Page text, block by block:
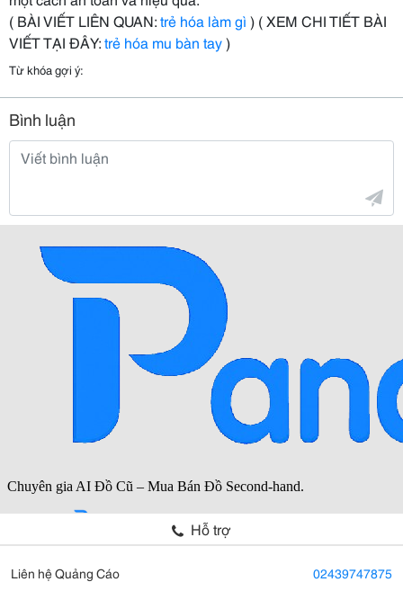
( BÀI VIẾT LIÊN QUAN:trẻ hóa làm gì ) ( XEM CHI TIẾT BÀI
VIẾT TẠI ĐÂY:trẻ hóa mu bàn tay)
Từ khóa gợi ý:
Bình luận
Hỗ trợ
Liên hệ Quảng Cáo 02439747875